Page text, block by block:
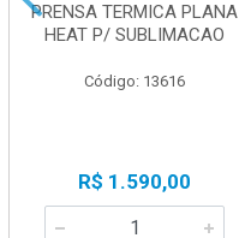
PRENSA TERMICA PLANA
HEAT P/ SUBLIMACAO
Código: 13616
R$ 1.590,00